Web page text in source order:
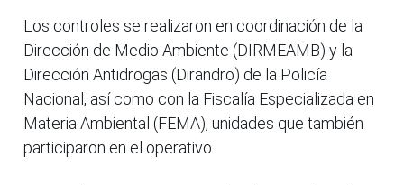
Los controles se realizaron en coordinación de la
Dirección de Medio Ambiente (DIRMEAMB) y la
Dirección Antidrogas (Dirandro) de la Policía
Nacional, así como con la Fiscalía Especializada en
Materia Ambiental (FEMA), unidades que también
participaron en el operativo.